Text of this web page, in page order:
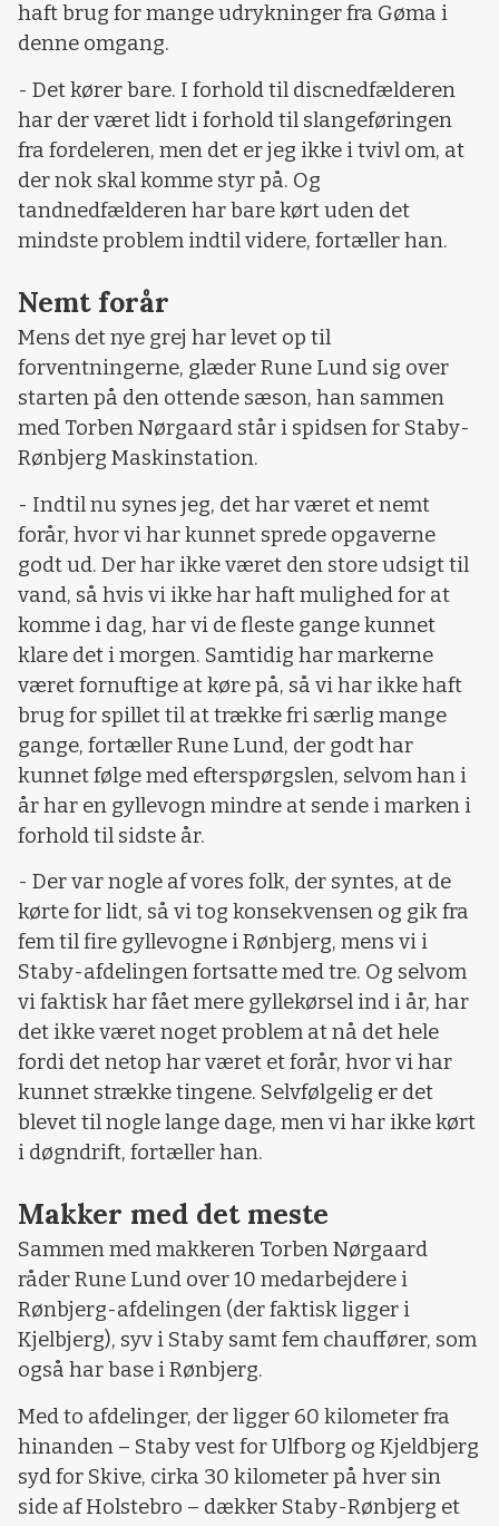
haft brug for mange udrykninger fra Gøma i
denne omgang.
- Det kører bare. I forhold til discnedfælderen
har der været lidt i forhold til slangeføringen
fra fordeleren, men det er jeg ikke i tvivl om, at
der nok skal komme styr på. Og
tandnedfælderen har bare kørt uden det
mindste problem indtil videre, fortæller han.
Nemt forår
Mens det nye grej har levet op til
forventningerne, glæder Rune Lund sig over
starten på den ottende sæson, han sammen
med Torben Nørgaard står i spidsen for Staby-
Rønbjerg Maskinstation.
- Indtil nu synes jeg, det har været et nemt
forår, hvor vi har kunnet sprede opgaverne
godt ud. Der har ikke været den store udsigt til
vand, så hvis vi ikke har haft mulighed for at
komme i dag, har vi de fleste gange kunnet
klare det i morgen. Samtidig har markerne
været fornuftige at køre på, så vi har ikke haft
brug for spillet til at trække fri særlig mange
gange, fortæller Rune Lund, der godt har
kunnet følge med efterspørgslen, selvom han i
år har en gyllevogn mindre at sende i marken i
forhold til sidste år.
- Der var nogle af vores folk, der syntes, at de
kørte for lidt, så vi tog konsekvensen og gik fra
fem til fire gyllevogne i Rønbjerg, mens vi i
Staby-afdelingen fortsatte med tre. Og selvom
vi faktisk har fået mere gyllekørsel ind i år, har
det ikke været noget problem at nå det hele
fordi det netop har været et forår, hvor vi har
kunnet strække tingene. Selvfølgelig er det
blevet til nogle lange dage, men vi har ikke kørt
i døgndrift, fortæller han.
Makker med det meste
Sammen med makkeren Torben Nørgaard
råder Rune Lund over 10 medarbejdere i
Rønbjerg-afdelingen (der faktisk ligger i
Kjelbjerg), syv i Staby samt fem chauffører, som
også har base i Rønbjerg.
Med to afdelinger, der ligger 60 kilometer fra
hinanden – Staby vest for Ulfborg og Kjeldbjerg
syd for Skive, cirka 30 kilometer på hver sin
side af Holstebro – dækker Staby-Rønbjerg et